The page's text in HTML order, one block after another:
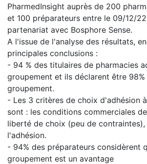
PharmedInsight auprès de 200
et 100 préparateurs entre le 09/12/
partenariat avec Bosphore Sense.
A l'issue de l'analyse des résultats,
principales conclusions :
- 94 % des titulaires de pharmacies
groupement et ils déclarent être
groupement.
- Les 3 critères de choix d'adhésion
sont : les conditions commerciales
liberté de choix (peu de
l'adhésion.
- 94% des préparateurs considèrent
groupement est un avantage